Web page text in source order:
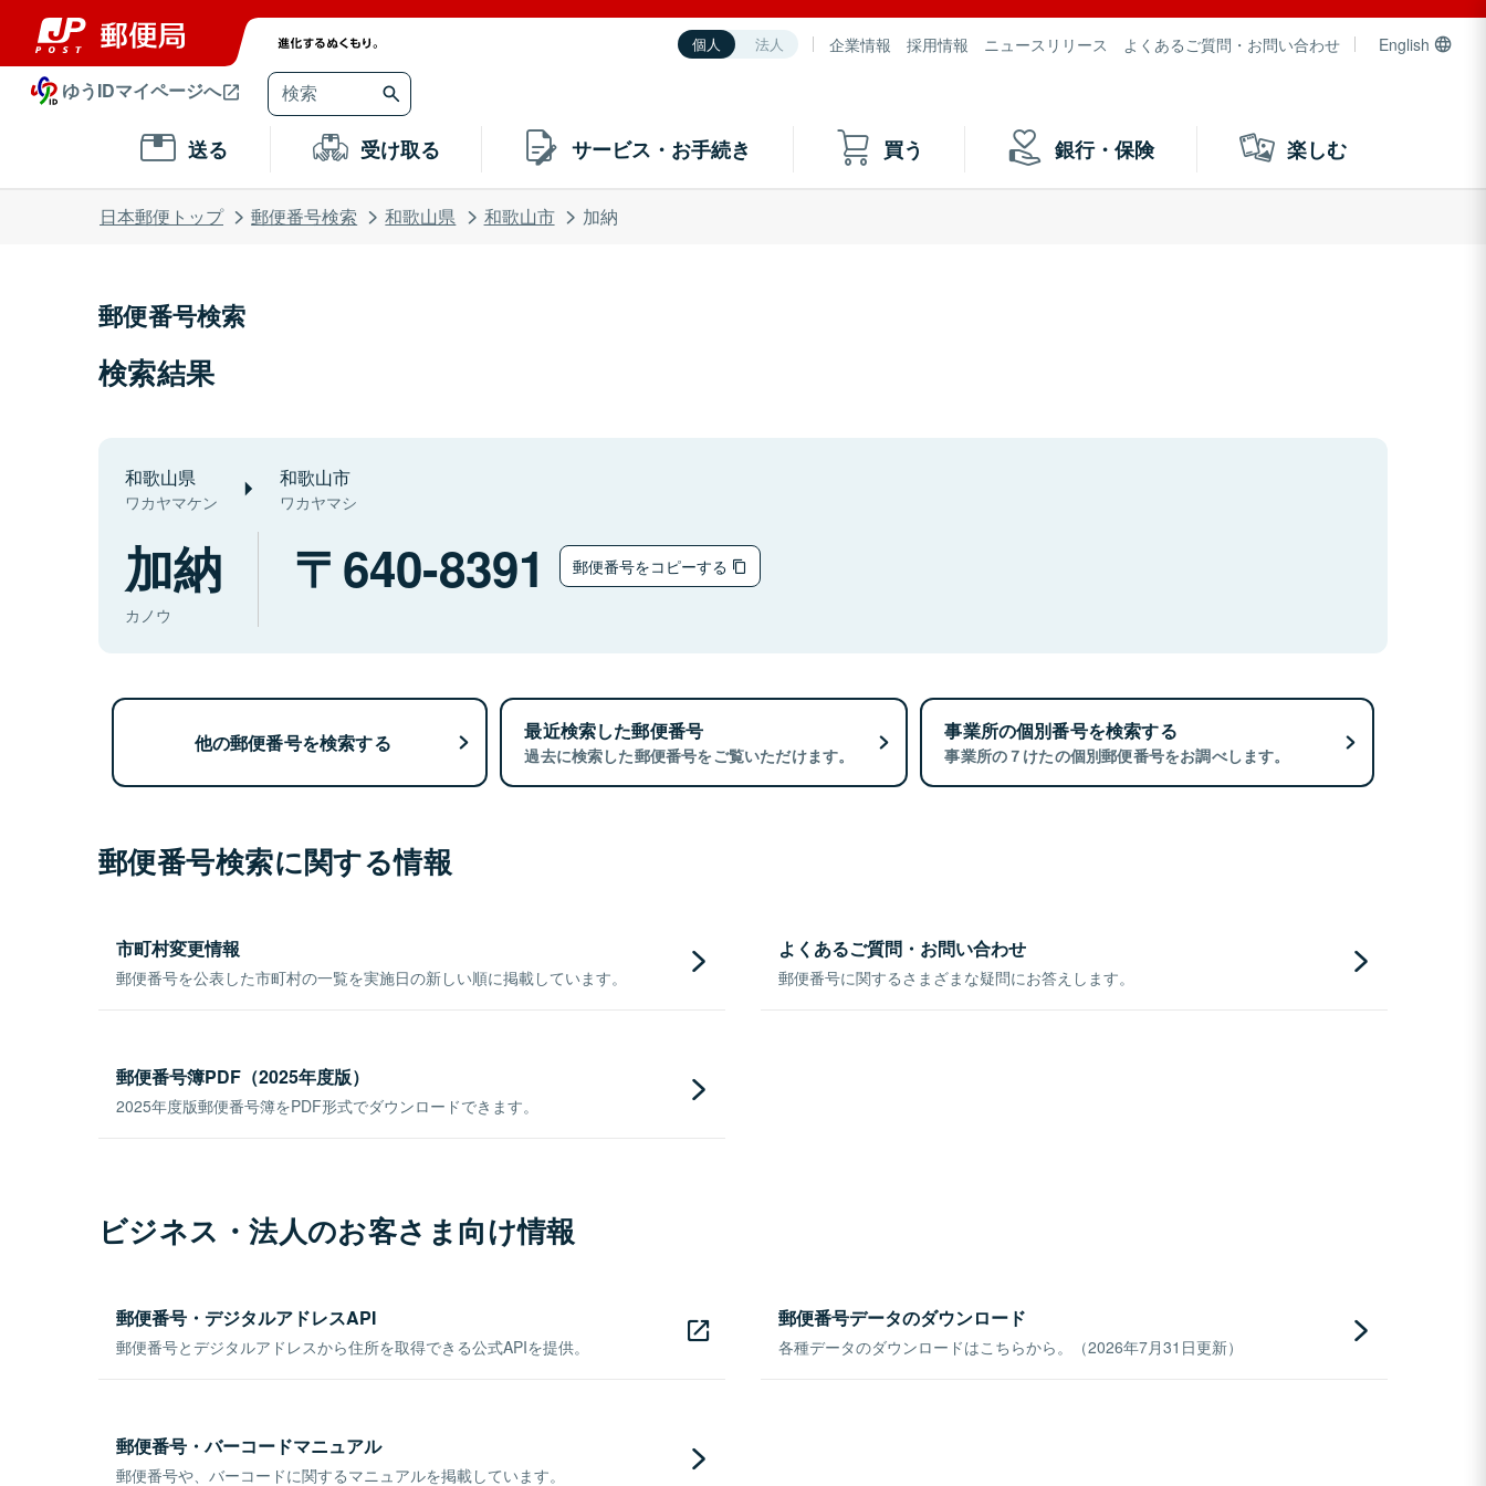
個人 法人 企業情報 採用情報 ニュースリリース よくあるご質問・お問い合わせ English
ゆうIDマイページへ
送る 受け取る サービス・お手続き 買う 銀行・保険 楽しむ
日本郵便トップ 郵便番号検索 和歌山県 和歌山市 加納
郵便番号検索
検索結果
和歌山県
ワカヤマケン
和歌山市
ワカヤマシ
加納
カノウ
640-8391 郵便番号をコピーする
他の郵便番号を検索する 最近検索した郵便番号
過去に検索した郵便番号をご覧いただけます。
事業所の個別番号を検索する
事業所の７けたの個別郵便番号をお調べします。
郵便番号検索に関する情報
市町村変更情報
郵便番号を公表した市町村の一覧を実施日の新しい順に掲載しています。
よくあるご質問・お問い合わせ
郵便番号に関するさまざまな疑問にお答えします。
郵便番号簿PDF（2025年度版）
2025年度版郵便番号簿をPDF形式でダウンロードできます。
ビジネス・法人のお客さま向け情報
郵便番号・デジタルアドレスAPI
郵便番号とデジタルアドレスから住所を取得できる公式APIを提供。
郵便番号データのダウンロード
各種データのダウンロードはこちらから。（2026年7月31日更新）
郵便番号・バーコードマニュアル
郵便番号や、バーコードに関するマニュアルを掲載しています。